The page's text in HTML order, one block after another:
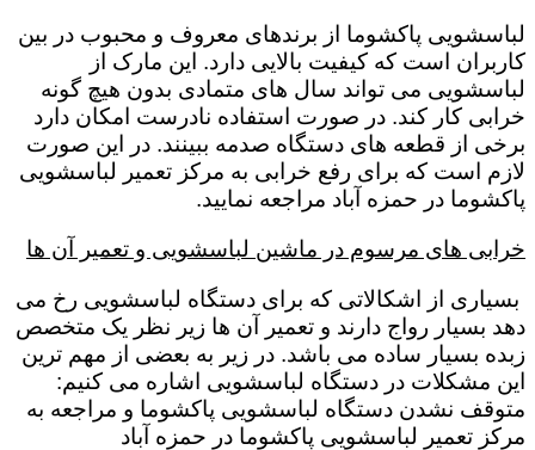
لباسشویی پاکشوما از برندهای معروف و محبوب در بین
کاربران است که کیفیت بالایی دارد. این مارک از
لباسشویی می تواند سال های متمادی بدون هیچ گونه
خرابی کار کند. در صورت استفاده نادرست امکان دارد
برخی از قطعه های دستگاه صدمه ببینند. در این صورت
لازم است که برای رفع خرابی به مرکز تعمیر لباسشویی
پاکشوما در حمزه آباد مراجعه نمایید.
خرابی های مرسوم در ماشین لباسشویی و تعمیر آن ها
بسیاری از اشکالاتی که برای دستگاه لباسشویی رخ می
دهد بسیار رواج دارند و تعمیر آن ها زیر نظر یک متخصص
زبده بسیار ساده می باشد. در زیر به بعضی از مهم ترین
این مشکلات در دستگاه لباسشویی اشاره می کنیم:
متوقف نشدن دستگاه لباسشویی پاکشوما و مراجعه به
مرکز تعمیر لباسشویی پاکشوما در حمزه آباد